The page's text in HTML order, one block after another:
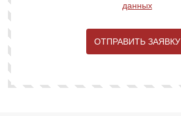
данных
ОТПРАВИТЬ ЗАЯВКУ